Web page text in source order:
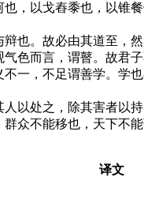
，以戈舂黍也，以锥
。故必由其道至，
色而言，谓瞽。故君
，不足谓善学。学
处之，除其害者以
众不能移也，天下不
译文